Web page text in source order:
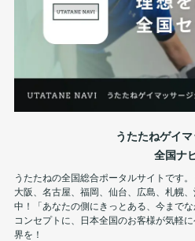
うたたねゲイ
全国ナ
うたたねの全国総合ポータルサイトです
大阪、名古屋、福岡、仙台、広島、札幌
中！「あなたの側にきっとある、今まで
コンセプトに、日本全国のお客様が気軽
界を！